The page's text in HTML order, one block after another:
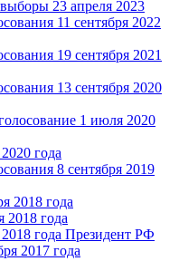
23 апреля 2023
11 сентября 2022
19 сентября 2021
13 сентября 2020
1 июля 2020
года
8 сентября 2019
2018 года
2018 года
года Президент РФ
2017 года